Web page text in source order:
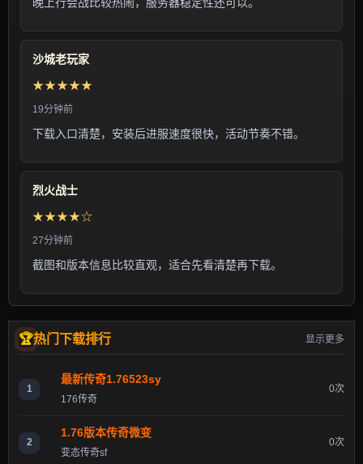
沙城老玩家
★★★★★
19分钟前
下载入口清楚，安装后进服速度很快，活动节奏不错。
烈火战士
★★★★☆
27分钟前
截图和版本信息比较直观，适合先看清楚再下载。
热门下载排行 显示更多
1
最新传奇1.76523sy
176传奇
0次
2
1.76版本传奇微变
变态传奇sf
0次